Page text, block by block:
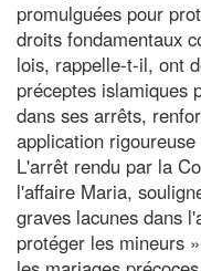
promulguées pour
droits fondamentaux
lois, rappelle-t-il, ont
préceptes islamiques
dans ses arrêts,
application rigoureuse
L'arrêt rendu par la
l'affaire Maria,
graves lacunes dans
protéger les mineurs